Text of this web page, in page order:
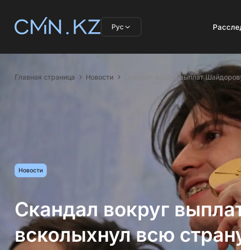
Рус
Главная страница Новости Скандал вокруг выплат
Новости
Скандал вокруг
всколыхнул всю